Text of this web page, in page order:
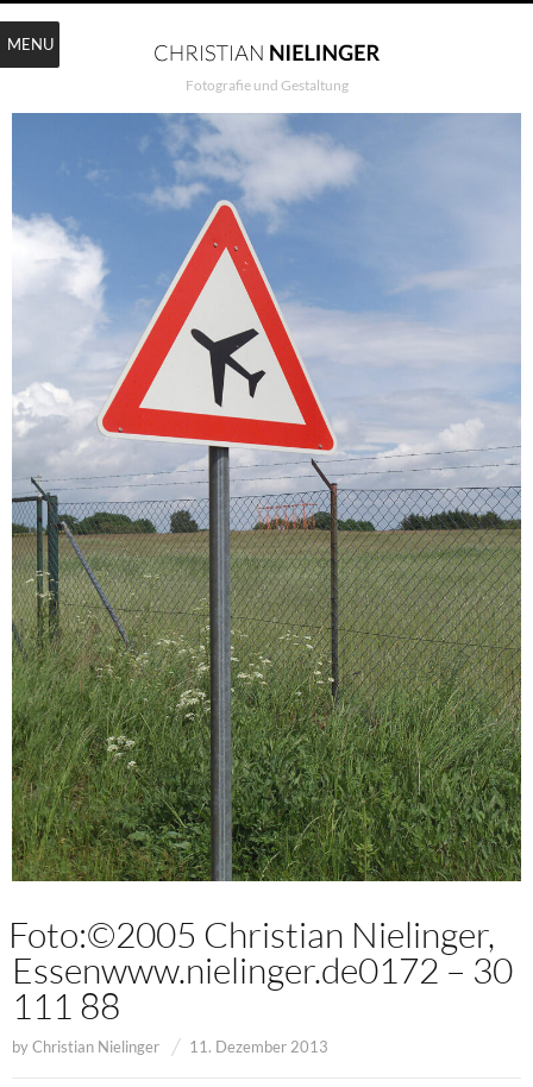
Fotografie und Gestaltung
Foto:©2005 Christian Nielinger,
Essenwww.nielinger.de0172 – 30
111 88
byChristian Nielinger 11. Dezember 2013
MENU